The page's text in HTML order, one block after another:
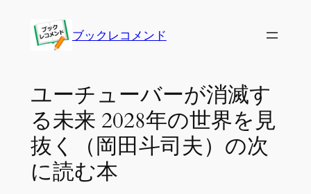
ブックレコメンド
ユーチューバーが消滅す
る未来 2028年の世界を見
抜く（岡田斗司夫）の次
に読む本